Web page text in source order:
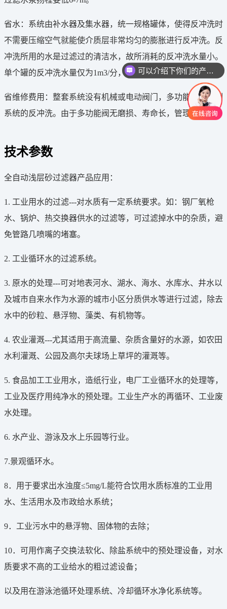
省水：系统由补水器及集水器，统一规格罐体，使得反冲洗时
不需要压缩空气就能使介质层非常均匀的膨胀进行反冲洗。反
冲洗所用的水是过滤过的清洁水，故所消耗的反冲洗水量小。
单个罐的反冲洗水量仅为1m3/分，反冲洗时间为2-3分钟。
省维修费用：整套系统没有机械或电动阀门，多功能阀来控制
系统的反冲洗。由于多功能阀无磨损、寿命长，管理费用低。
技术参数
全自动浅层砂过滤器产品应用：
1. 工业用水的过滤---对水质有一定系统要求。如：钢厂氧枪
水、锅炉、热交换器供水的过滤等，可过滤掉水中的杂质，避
免管路几喷嘴的堵塞。
2. 工业循环水的过滤系统。
3. 原水的处理---可对地表河水、湖水、海水、水库水、井水以
及城市自来水作为水源的城市小区分质供水等进行过滤，除去
水中的砂粒、悬浮物、藻类、有机物等。
4. 农业灌溉---尤其适用于高流量、杂质含量好的水源，如农田
水利灌溉、公园及高尔夫球场上草坪的灌溉等。
5. 食品加工工业用水，造纸行业，电厂工业循环水的处理等，
工业及医疗用纯净水的预处理。工业生产水的再循环、工业废
水处理。
6. 水产业、游泳及水上乐园等行业。
7.景观循环水。
8．用于要求出水浊度≤5mg/L能符合饮用水质标准的工业用
水、生活用水及市政给水系统；
9．工业污水中的悬浮物、固体物的去除；
10．可用作离子交换法软化、除盐系统中的预处理设备，对水
质要求不高的工业给水的粗过滤设备；
以及用在游泳池循环处理系统、冷却循环水净化系统等。